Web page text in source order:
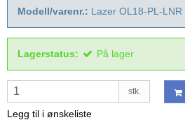
Modell/varenr.: Lazer OL18-PL-LNR
Lagerstatus: På lager
stk.
Legg til i ønskeliste